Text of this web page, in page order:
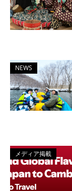
NEWS
メディア掲載